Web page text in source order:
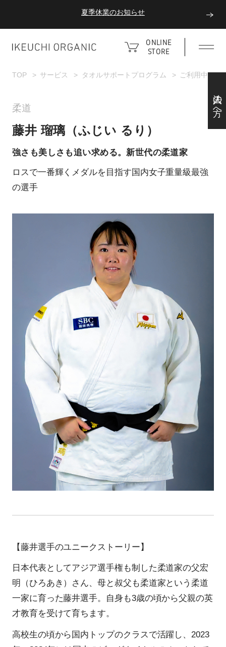
夏季休業のお知らせ
ダブルポイント！夏をアクティブに楽しむ夏タオル
夏季休業のお知らせ
ONLINE
STORE
法人の方へ
TOP サービス タオルサポートプログラム ご利用中のア
柔道
藤井 瑠璃（ふじい るり）
強さも美しさも追い求める。新世代の柔道家
ロスで一番輝くメダルを目指す国内女子重量級最強
の選手
【藤井選手のユニークストーリー】
日本代表としてアジア選手権も制した柔道家の父宏
明（ひろあき）さん、母と叔父も柔道家という柔道
一家に育った藤井選手。自身も3歳の頃から父親の英
才教育を受けて育ちます。
高校生の頃から国内トップのクラスで活躍し、2023